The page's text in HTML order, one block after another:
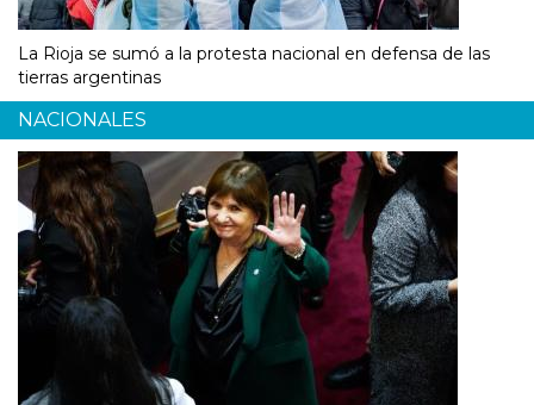
La Rioja se sumó a la protesta nacional en defensa de las
tierras argentinas
NACIONALES